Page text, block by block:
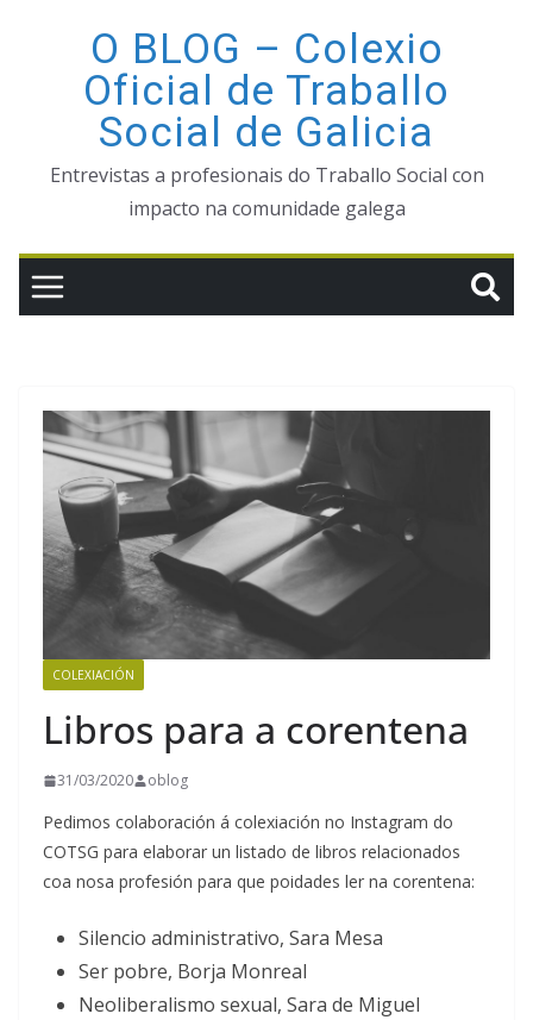
O BLOG – Colexio
Oficial de Traballo
Social de Galicia
Entrevistas a profesionais do Traballo Social con
impacto na comunidade galega
COLEXIACIÓN
Libros para a corentena
31/03/2020 oblog
Pedimos colaboración á colexiación no Instagram do
COTSG para elaborar un listado de libros relacionados
coa nosa profesión para que poidades ler na corentena:
Silencio administrativo, Sara Mesa
Ser pobre, Borja Monreal
Neoliberalismo sexual, Sara de Miguel